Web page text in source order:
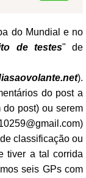
do Mundial e no
de testes" de
).
do post a
post) ou serem
)
classificação ou
tiver a tal corrida
seis GPs com